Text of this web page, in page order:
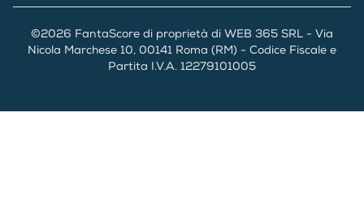
©2026 FantaScore di proprietà di WEB 365 SRL - Via
Nicola Marchese 10, 00141 Roma (RM) - Codice Fiscale e
Partita I.V.A. 12279101005